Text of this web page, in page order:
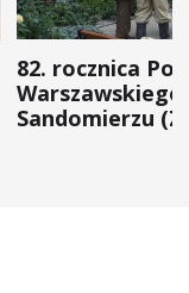
82. rocznica
Warszawskiego
Sandomierzu